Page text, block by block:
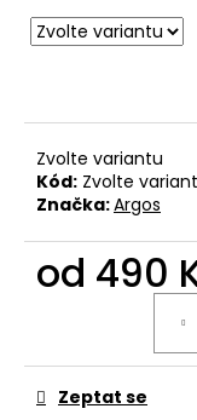
Zvolte variantu
Kód: Zvolte
Značka:Argos
od 490
Zeptat se
č
u
m
e
TRIČKO
WITCHERPANÁ